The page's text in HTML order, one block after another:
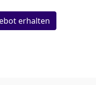
erhalten